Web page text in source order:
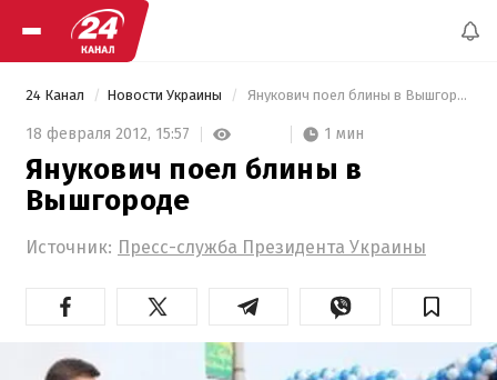
24 Канал Новости Украины Янукович поел блины в Вышгороде
18 февраля 2012, 15:57 1 мин
Янукович поел блины в
Вышгороде
Источник: Пресс-служба Президента Украины